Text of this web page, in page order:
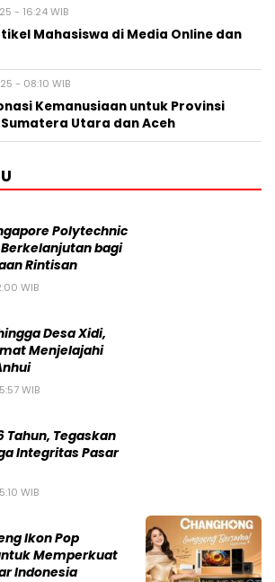
- 16:24 WIB
Mahasiswa di Media Online dan
- 08:10 WIB
Kemanusiaan untuk Provinsi
Utara dan Aceh
Polytechnic
bagi
Rintisan
WIB
Desa Xidi,
Menjelajahi
WIB
Tahun, Tegaskan
Integritas Pasar
WIB
Ikon Pop
Memperkuat
Indonesia